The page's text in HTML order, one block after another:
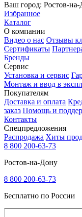
Ваш город: Ростов-
Избранное
Каталог
О компании
Видео о нас Отзывы
Сертификаты
Бренды
Сервис
Установка и сервис
Монтаж и ввод в
Покупателям
Доставка и оплата
заказ Помощь и
Контакты
Спецпредложения
Распродажа Хиты
8 800 200-63-73
Ростов-на-Дону
8 800 200-63-73
Бесплатно по России